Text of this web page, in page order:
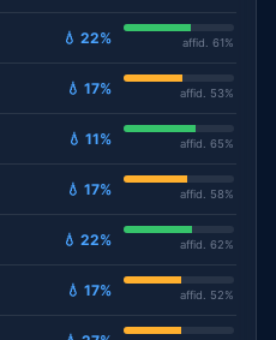
💧 22% affid. 61%
💧 17% affid. 53%
💧 11% affid. 65%
💧 17% affid. 58%
💧 22% affid. 62%
💧 17% affid. 52%